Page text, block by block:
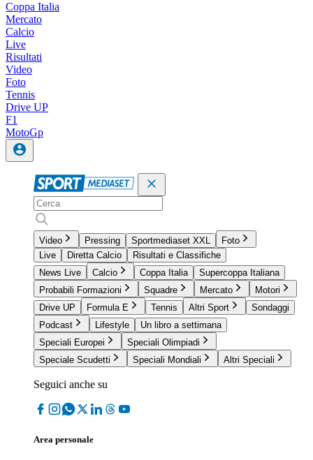
Coppa Italia
Mercato
Calcio
Live
Risultati
Video
Foto
Tennis
Drive UP
F1
MotoGp
Video Pressing Sportmediaset XXL
Foto
Live
Diretta Calcio
Risultati e Classifiche
News Live
Calcio Coppa Italia
Supercoppa Italiana
Probabili Formazioni
Squadre Mercato
Motori
Drive UP
Formula E Tennis Altri Sport
Sondaggi
Podcast
Lifestyle
Un libro a settimana
Speciali Europei
Speciali Olimpiadi
Speciale Scudetti
Speciali Mondiali Altri Speciali
Seguici anche su
Area personale